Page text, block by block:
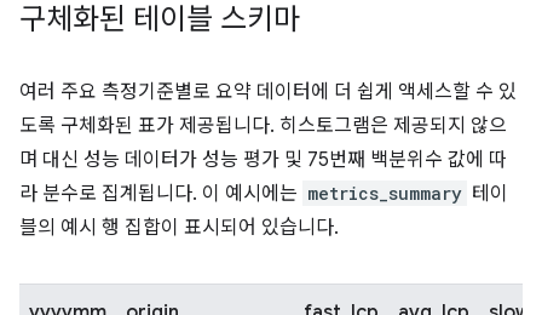
구체화된 테이블 스키마
여러 주요 측정기준별로 요약 데이터에 더 쉽게 액세스할 수 있
도록 구체화된 표가 제공됩니다. 히스토그램은 제공되지 않으
며 대신 성능 데이터가 성능 평가 및 75번째 백분위수 값에 따
라 분수로 집계됩니다. 이 예시에는 metrics_summary 테이
블의 예시 행 집합이 표시되어 있습니다.